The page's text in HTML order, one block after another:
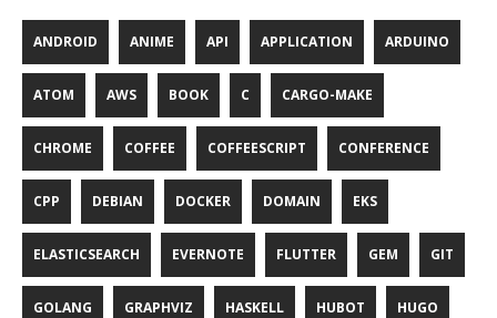
ANDROID ANIME API APPLICATION ARDUINO
ATOM AWS BOOK C CARGO-MAKE
CHROME COFFEE COFFEESCRIPT CONFERENCE
CPP DEBIAN DOCKER DOMAIN EKS
ELASTICSEARCH EVERNOTE FLUTTER GEM GIT
GOLANG GRAPHVIZ HASKELL HUBOT HUGO